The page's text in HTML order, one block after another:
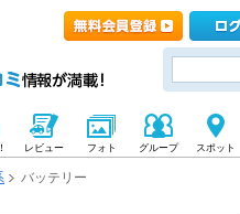
レビュー フォト グループ スポット
バッテリー